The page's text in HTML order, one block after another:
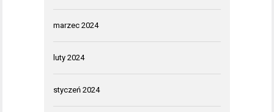
marzec 2024
luty 2024
styczeń 2024